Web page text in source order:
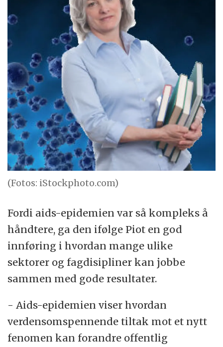
(Fotos: iStockphoto.com)
Fordi aids-epidemien var så kompleks å
håndtere, ga den ifølge Piot en god
innføring i hvordan mange ulike
sektorer og fagdisipliner kan jobbe
sammen med gode resultater.
- Aids-epidemien viser hvordan
verdensomspennende tiltak mot et nytt
fenomen kan forandre offentlig